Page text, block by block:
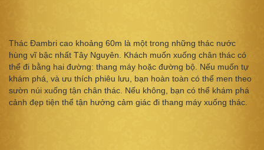
Thác Đambri cao khoảng 60m là một trong những thác nước
hùng vĩ bậc nhất Tây Nguyên. Khách muốn xuống chân thác có
thể đi bằng hai đường: thang máy hoặc đường bộ. Nếu muốn tự
khám phá, và ưu thích phiêu lưu, bạn hoàn toàn có thể men theo
sườn núi xuống tận chân thác. Nếu không, bạn có thể khám phá
cảnh đẹp tiện thể tận hưởng cảm giác đi thang máy xuống thác.